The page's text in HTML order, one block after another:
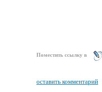
Поместить ссылку в
оставить комментарий